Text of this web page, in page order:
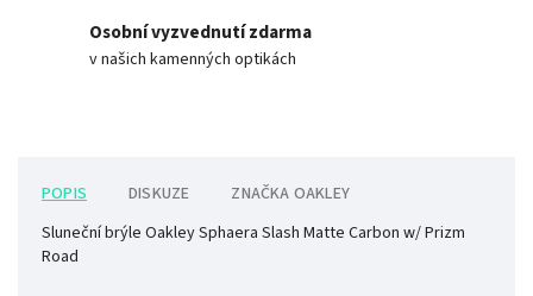
Osobní vyzvednutí zdarma
v našich kamenných optikách
POPIS DISKUZE ZNAČKA OAKLEY
Sluneční brýle Oakley Sphaera Slash Matte Carbon w/ Prizm
Road